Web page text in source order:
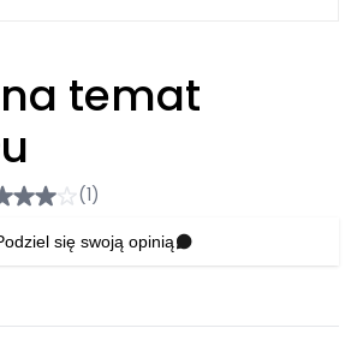
temat
(1)
się swoją opinią